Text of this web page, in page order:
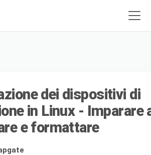
dei dispositivi di
in Linux - Imparare
e formattare